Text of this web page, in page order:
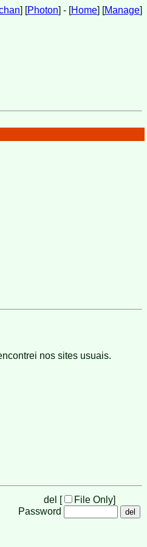
] [Photon] - [Home] [Manage]
nos sites usuais.
del [ File Only]
Password